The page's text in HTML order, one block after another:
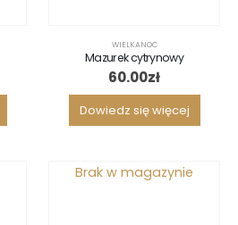
WIELKANOC
Mazurek cytrynowy
60.00zł
Dowiedz się więcej
Brak w magazynie